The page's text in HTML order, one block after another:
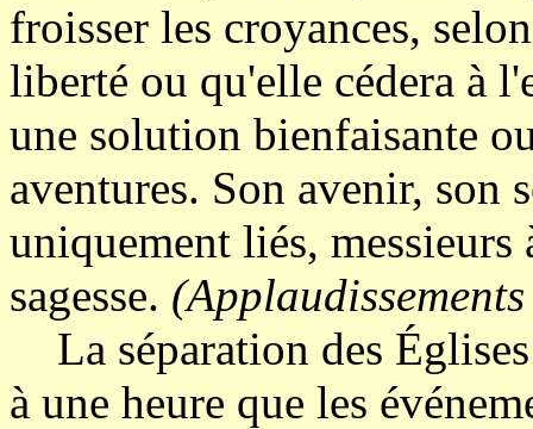
froisser les croyances,
liberté ou qu'elle cédera à
une solution bienfaisante
aventures. Son avenir, son
uniquement liés,
sagesse.
La séparation des
à une heure que les